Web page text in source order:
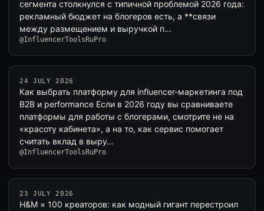
сегмента столкнулся с типичной проблемой 2026 года:
рекламный бюджет на блогеров есть, а **связи
между размещением и выручкой п…
@InfluencerToolsRuPro
24 JULY 2026
Как выбрать платформу для influencer-маркетинга под
B2B и performance Если в 2026 году вы сравниваете
платформы для работы с блогерами, смотрите не на
«красоту кабинета», а на то, как сервис помогает
считать вклад в выру…
@InfluencerToolsRuPro
23 JULY 2026
H&M × 100 креаторов: как модный гигант перестроил